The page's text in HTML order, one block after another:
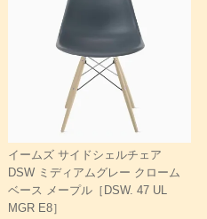
イームズ サイドシェルチェア
DSW ミディアムグレー クローム
ベース メープル［DSW. 47 UL
MGR E8］